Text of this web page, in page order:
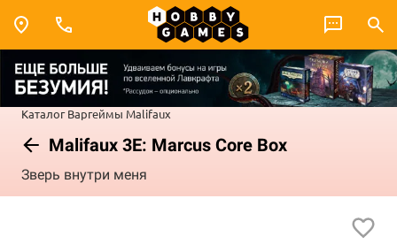
Каталог Варгеймы Malifaux
Malifaux 3E: Marcus Core Box
Зверь внутри меня